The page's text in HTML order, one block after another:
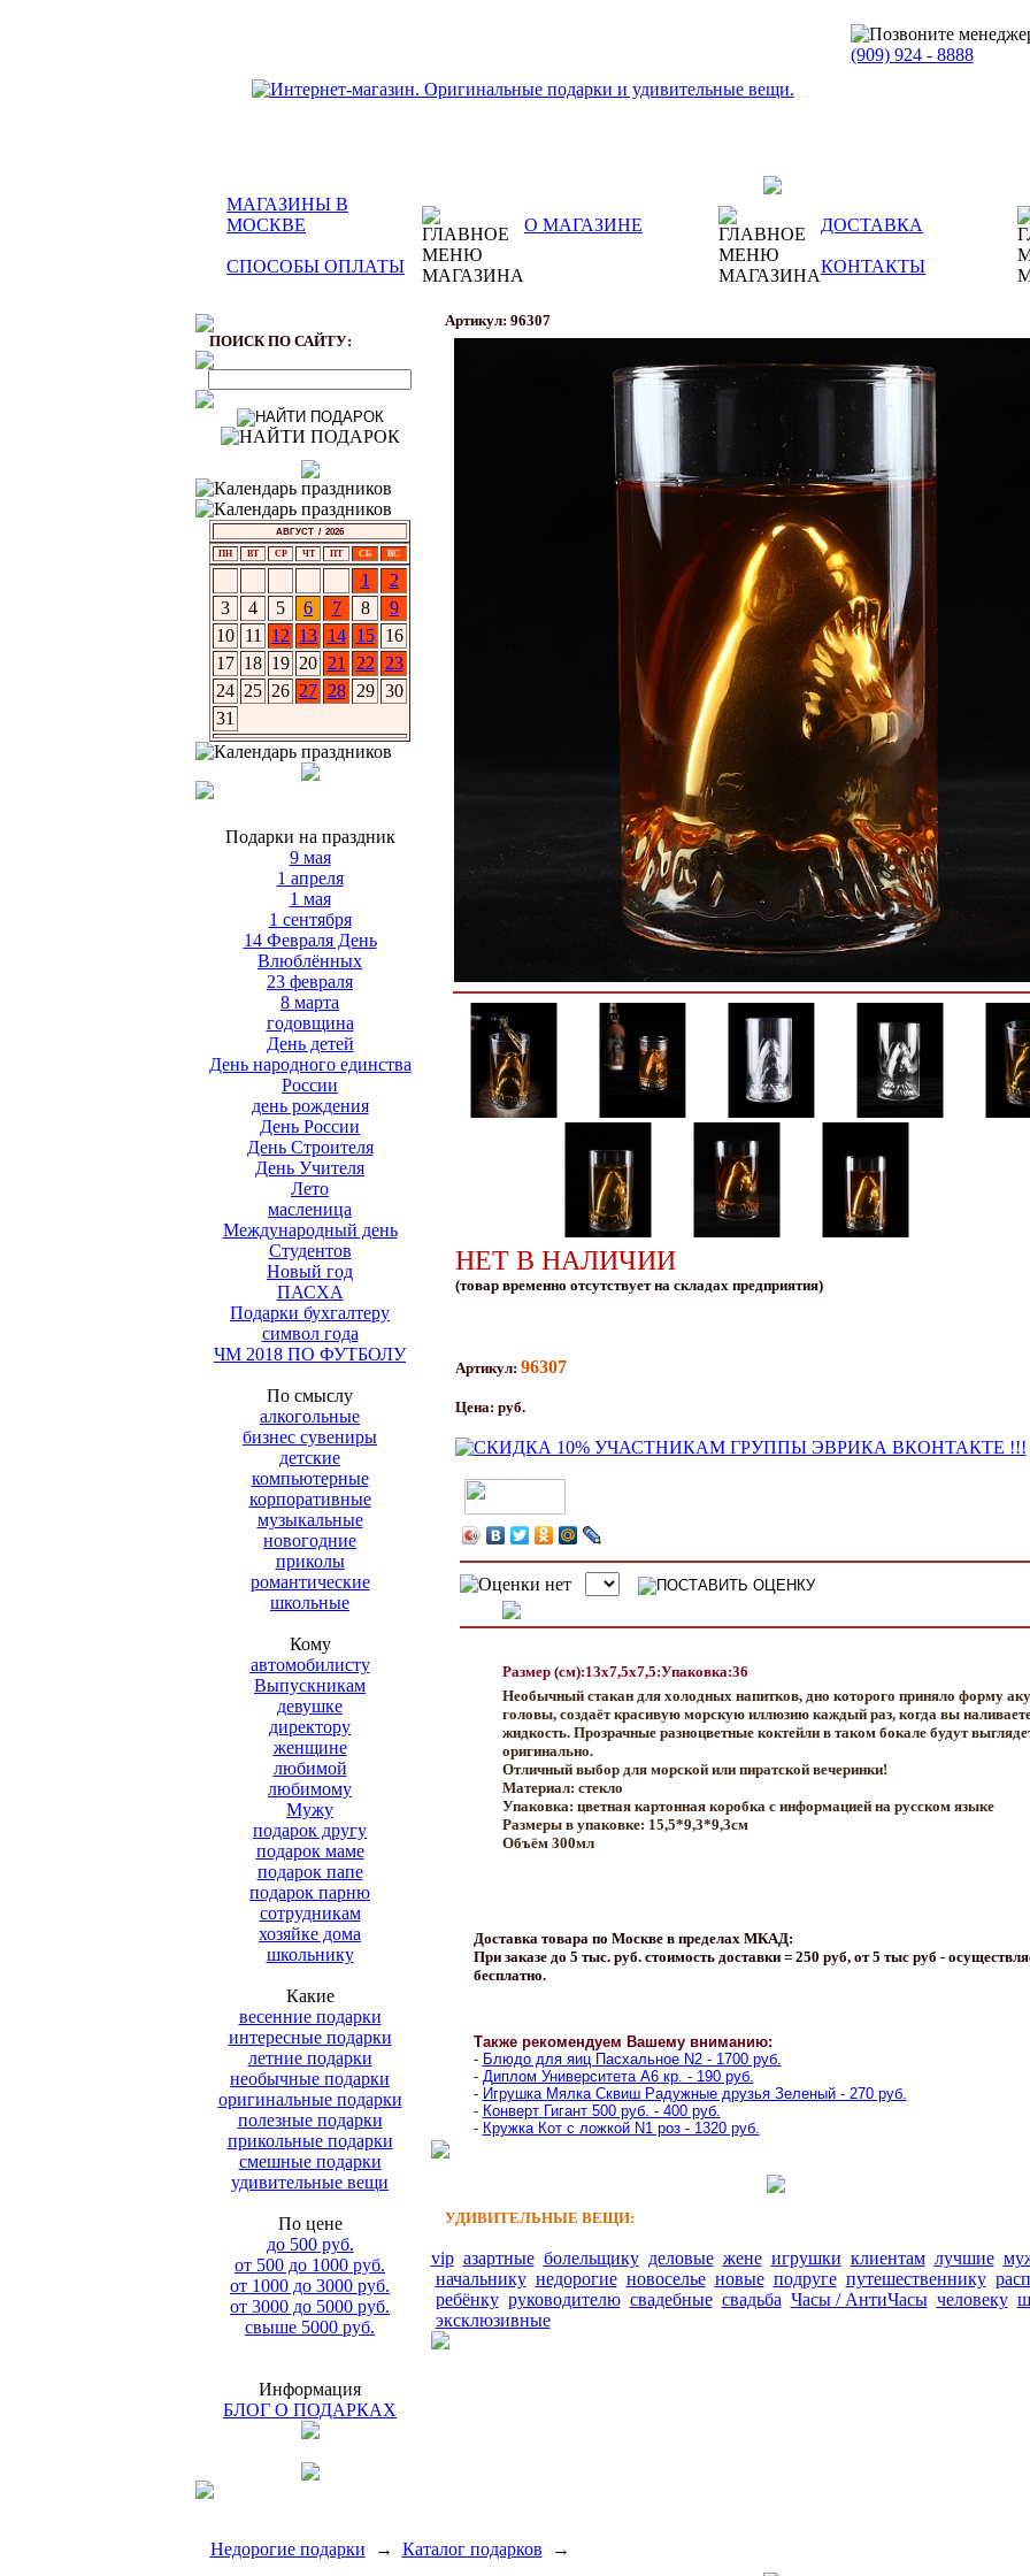
(909) 924 - 8888
МАГАЗИНЫ В
МОСКВЕ
О МАГАЗИНЕ ДОСТАВКА
СПОСОБЫ ОПЛАТЫ КОНТАКТЫ
ПОИСК ПО САЙТУ:
АВГУСТ / 2026
ПН ВТ СР ЧТ ПТ СБ ВС
1
2
3
4 5 6 7 8
9
10 11 12 13 14 15
16
17 18 19 20 21 22
23
24 25 26 27 28 29 30
31
Подарки на праздник
9 мая
1 апреля
1 мая
1 сентября
14 Февраля День
Влюблённых
23 февраля
8 марта
годовщина
День детей
День народного единства
России
день рождения
День России
День Строителя
День Учителя
Лето
масленица
Международный день
Студентов
Новый год
ПАСХА
Подарки бухгалтеру
символ года
ЧМ 2018 ПО ФУТБОЛУ
По смыслу
алкогольные
бизнес сувениры
детские
компьютерные
корпоративные
музыкальные
новогодние
приколы
романтические
школьные
Кому
автомобилисту
Выпускникам
девушке
директору
женщине
любимой
любимому
Мужу
подарок другу
подарок маме
подарок папе
подарок парню
сотрудникам
хозяйке дома
школьнику
Какие
весенние подарки
интересные подарки
летние подарки
необычные подарки
оригинальные подарки
полезные подарки
прикольные подарки
смешные подарки
удивительные вещи
По цене
до 500 руб.
от 500 до 1000 руб.
от 1000 до 3000 руб.
от 3000 до 5000 руб.
свыше 5000 руб.
Информация
БЛОГ О ПОДАРКАХ
Артикул: 96307
НЕТ В НАЛИЧИИ
(товар временно отсутствует на складах предприятия)
Артикул: 96307
Цена: руб.
Размер (см):13x7,5x7,5:Упаковка:36
Необычный стакан для холодных напитков, дно которого приняло форму
головы, создаёт красивую морскую иллюзию каждый раз, когда вы
жидкость. Прозрачные разноцветные коктейли в таком бокале будут
оригинально.
Отличный выбор для морской или пиратской вечеринки!
Материал: стекло
Упаковка: цветная картонная коробка с информацией на русском языке
Размеры в упаковке: 15,5*9,3*9,3см
Объём 300мл
Доставка товара по Москве в пределах МКАД:
При заказе до 5 тыс. руб. стоимость доставки = 250 руб, от 5 тыс руб -
бесплатно.
Также рекомендуем Вашему вниманию:
- Блюдо для яиц Пасхальное N2 - 1700 руб.
- Диплом Университета A6 кр. - 190 руб.
- Игрушка Мялка Сквиш Радужные друзья Зеленый - 270 руб.
- Конверт Гигант 500 руб. - 400 руб.
- Кружка Кот с ложкой N1 роз - 1320 руб.
УДИВИТЕЛЬНЫЕ ВЕЩИ:
vip азартные болельщику деловые жене игрушки клиентам лучшие
начальнику недорогие новоселье новые подруге путешественнику
ребёнку руководителю свадебные свадьба Часы / АнтиЧасы человеку
эксклюзивные
Недорогие подарки → Каталог подарков →